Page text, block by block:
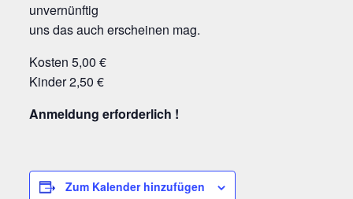
unvernünftig
uns das auch erschei­nen mag.
Kos­ten 5,00 €
Kin­der 2,50 €
Anmel­dung erforderlich !
Zum Kalender hinzufügen